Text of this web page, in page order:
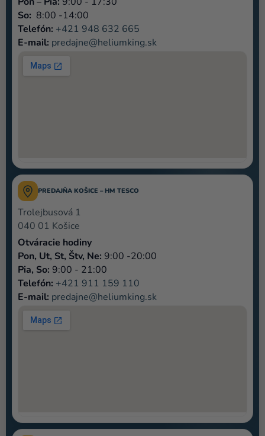
Novinky
Darčeky
a merch
Sviatky
Témy
Výpredaj
O
nás
Párty
Blog
Kontakt
So: 8:00 -14:00
Telefón: +421 948 632 665
E-mail: predajne@heliumking.sk
PREDAJŇA KOŠICE – HM TESCO
Trolejbusová 1
040 01 Košice
Otváracie hodiny
Pon, Ut, St, Štv, Ne: 9:00 -20:00
Pia, So: 9:00 - 21:00
Telefón: +421 911 159 110
E-mail: predajne@heliumking.sk